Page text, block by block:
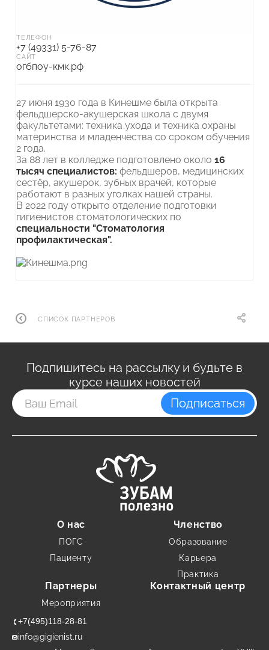
ТЕЛЕФОН
+7 (49331) 5-76-87
САЙТ
огбпоу-кмк.рф
27 июня 1930 года в Кинешме была открыта
фельдшерско-акушерская школа с двумя
факультетами: техника ухода и техника охраны
материнства и младенчества со сроком обучения
2 года.
За 88 лет в колледже подготовлено около 16
тысяч специалистов: фельдшеров, медицинских
сестёр, акушерок, зубных врачей, которые
работают в разных уголках нашей страны.
В 2022 году открыто отделение подготовки
гигиенистов стоматологических по
специальности "Стоматология
профилактическая".
СПИСОК ПАРТНЕРОВ
Подпишитесь на рассылку и будьте в
курсе наших новостей
Подписаться
О нас
ПОГС
Пациенту
Членство
Образование
Карьера
Практика
Партнеры
Мероприятия
Контактный центр
+7(495)118-28-81
info@gigienist.ru